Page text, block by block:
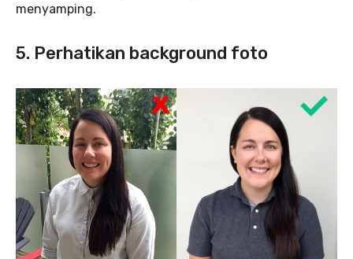
menyamping.
5. Perhatikan background foto